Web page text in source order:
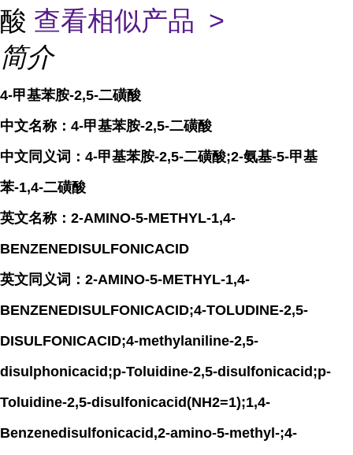
酸 查看相似产品 >
简介
4-甲基苯胺-2,5-二磺酸
中文名称：4-甲基苯胺-2,5-二磺酸
中文同义词：4-甲基苯胺-2,5-二磺酸;2-氨基-5-甲基
苯-1,4-二磺酸
英文名称：2-AMINO-5-METHYL-1,4-
BENZENEDISULFONICACID
英文同义词：2-AMINO-5-METHYL-1,4-
BENZENEDISULFONICACID;4-TOLUDINE-2,5-
DISULFONICACID;4-methylaniline-2,5-
disulphonicacid;p-Toluidine-2,5-disulfonicacid;p-
Toluidine-2,5-disulfonicacid(NH2=1);1,4-
Benzenedisulfonicacid,2-amino-5-methyl-;4-